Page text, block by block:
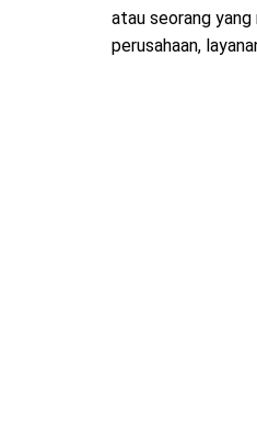
atau seorang
perusahaan,